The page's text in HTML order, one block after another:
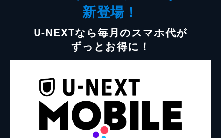
新登場！
U-NEXTなら毎月のスマホ代が
ずっとお得に！